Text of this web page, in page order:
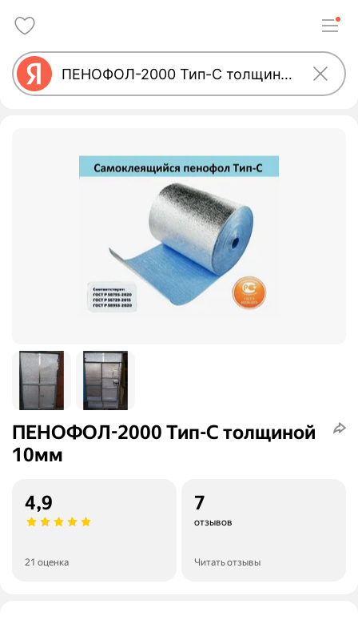
ПЕНОФОЛ-2000 Тип-С толщиной
10мм
4,9
21 оценка
7
отзывов
Читать отзывы